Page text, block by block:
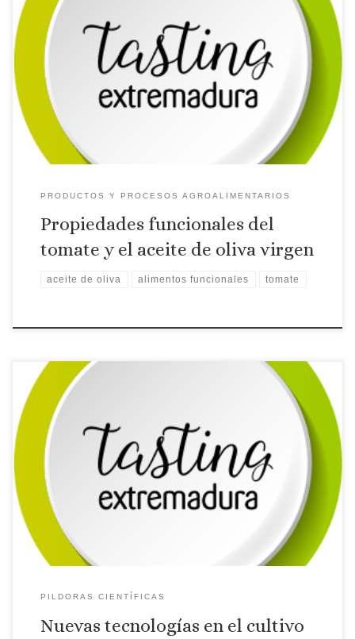
En la edición mensual de la Despensa se da cuenta de las
propiedades funcionales del aceite y tomate, con la
intervención de la Dra. de la UCM Montaña Cámara Hurtado
que presenta las conclusiones de la tesis doctoral de Delia
Fernández Redondo “Derivados de tomate y aceite de oliva
virgen extra, […]
PRODUCTOS Y PROCESOS AGROALIMENTARIOS
Propiedades funcionales del
tomate y el aceite de oliva virgen
aceite de oliva alimentos funcionales tomate
Carlos Campillo Torres, Investigador de CICYTEX nos habla
de nuevas tecnologías en el cultivo del tomate.
PILDORAS CIENTÍFICAS
Nuevas tecnologías en el cultivo